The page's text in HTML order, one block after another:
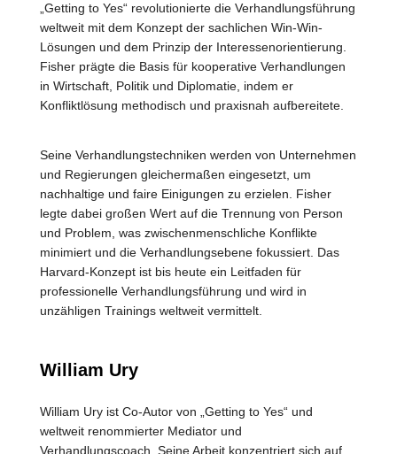
„Getting to Yes“ revolutionierte die Verhandlungsführung
weltweit mit dem Konzept der sachlichen Win-Win-
Lösungen und dem Prinzip der Interessenorientierung.
Fisher prägte die Basis für kooperative Verhandlungen
in Wirtschaft, Politik und Diplomatie, indem er
Konfliktlösung methodisch und praxisnah aufbereitete.
Seine Verhandlungstechniken werden von Unternehmen
und Regierungen gleichermaßen eingesetzt, um
nachhaltige und faire Einigungen zu erzielen. Fisher
legte dabei großen Wert auf die Trennung von Person
und Problem, was zwischenmenschliche Konflikte
minimiert und die Verhandlungsebene fokussiert. Das
Harvard-Konzept ist bis heute ein Leitfaden für
professionelle Verhandlungsführung und wird in
unzähligen Trainings weltweit vermittelt.
William Ury
William Ury ist Co-Autor von „Getting to Yes“ und
weltweit renommierter Mediator und
Verhandlungscoach. Seine Arbeit konzentriert sich auf